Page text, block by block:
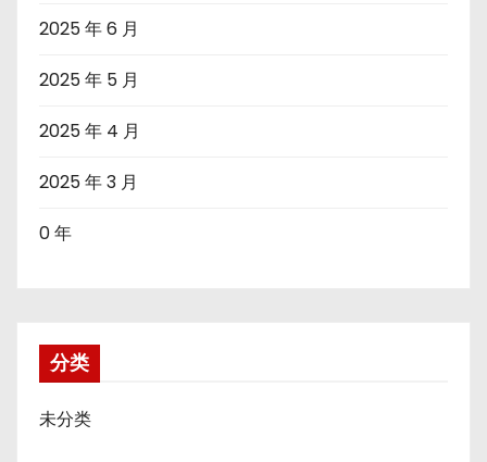
2025 年 6 月
2025 年 5 月
2025 年 4 月
2025 年 3 月
0 年
分类
未分类